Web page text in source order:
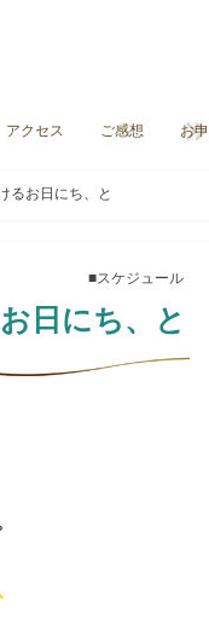
アクセス ご感想 お
るお日にち、と
■スケジュール
日にち、と